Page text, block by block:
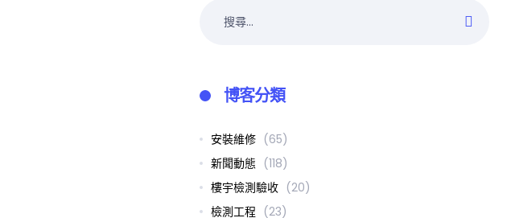
博客分類
安裝維修 (65)
新聞動態 (118)
樓宇檢測驗收 (20)
檢測工程 (23)